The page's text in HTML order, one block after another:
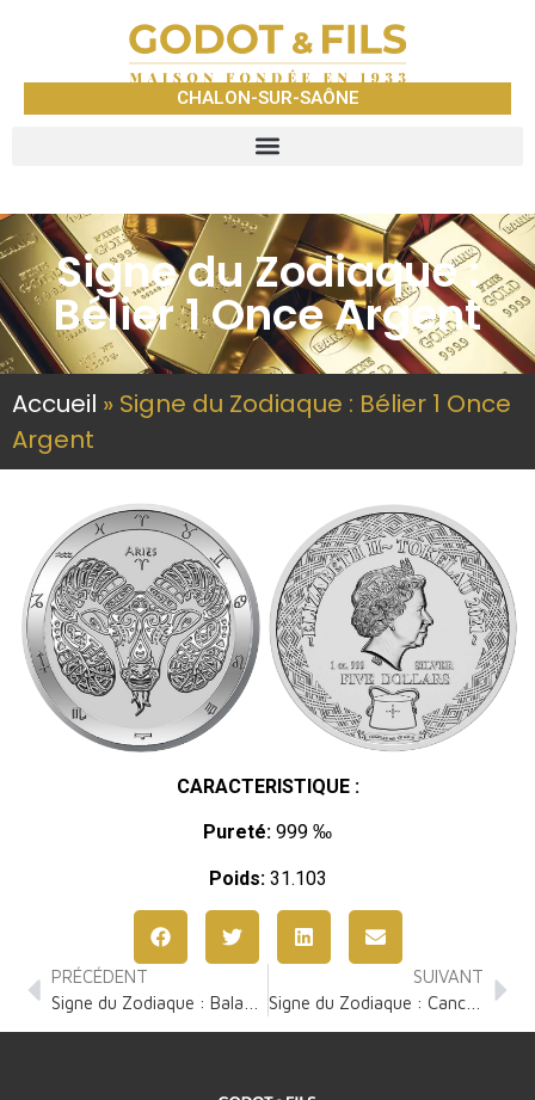
CHALON-SUR-SAÔNE
Signe du Zodiaque :
Bélier 1 Once Argent
Accueil » Signe du Zodiaque : Bélier 1 Once
Argent
CARACTERISTIQUE :
Pureté: 999 ‰
Poids:31.103
PRÉCÉDENT
SUIVANT
Signe du Zodiaque : Cancer 1 Once Argent